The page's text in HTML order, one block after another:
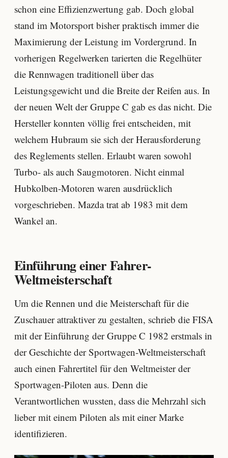
schon eine Effizienzwertung gab. Doch global
stand im Motorsport bisher praktisch immer die
Maximierung der Leistung im Vordergrund. In
vorherigen Regelwerken tarierten die Regelhüter
die Rennwagen traditionell über das
Leistungsgewicht und die Breite der Reifen aus. In
der neuen Welt der Gruppe C gab es das nicht. Die
Hersteller konnten völlig frei entscheiden, mit
welchem Hubraum sie sich der Herausforderung
des Reglements stellen. Erlaubt waren sowohl
Turbo- als auch Saugmotoren. Nicht einmal
Hubkolben-Motoren waren ausdrücklich
vorgeschrieben. Mazda trat ab 1983 mit dem
Wankel an.
Einführung einer Fahrer-
Weltmeisterschaft
Um die Rennen und die Meisterschaft für die
Zuschauer attraktiver zu gestalten, schrieb die FISA
mit der Einführung der Gruppe C 1982 erstmals in
der Geschichte der Sportwagen-Weltmeisterschaft
auch einen Fahrertitel für den Weltmeister der
Sportwagen-Piloten aus. Denn die
Verantwortlichen wussten, dass die Mehrzahl sich
lieber mit einem Piloten als mit einer Marke
identifizieren.